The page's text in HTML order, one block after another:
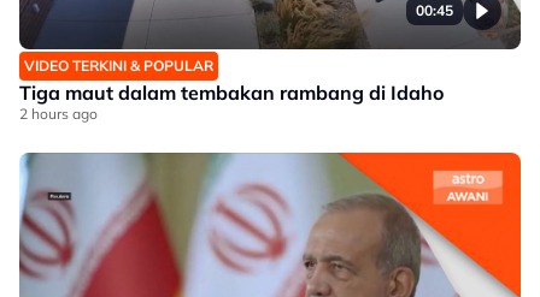
00:45
VIDEO TERKINI & POPULAR
Tiga maut dalam tembakan rambang di Idaho
2 hours ago